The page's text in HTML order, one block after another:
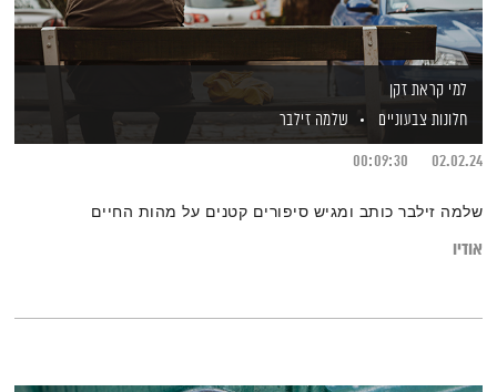
למי קראת זקן
חלונות צבעוניים
שלמה זילבר
02.02.24
00:09:30
שלמה זילבר כותב ומגיש סיפורים קטנים על מהות החיים
אודיו